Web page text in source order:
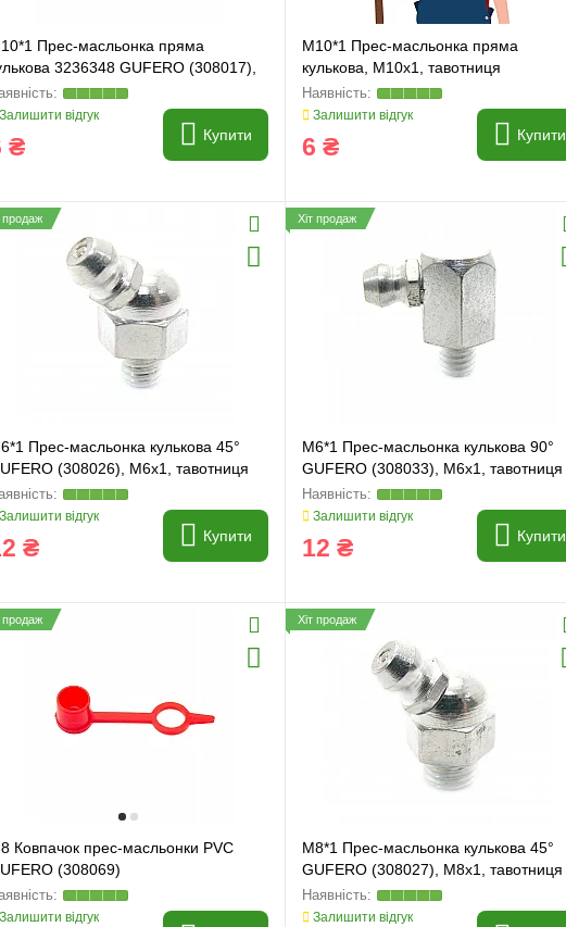
Прес-масльонка пряма
3236348 GUFERO (308017),
тавотниця
Залишити відгук
₴ Купити
M10*1 Прес-масльонка пряма
кулькова, M10x1, тавотниця
Залишити відгук
6 ₴ Купити
продаж
Прес-масльонка кулькова 45°
(308026), M6x1, тавотниця
Залишити відгук
₴ Купити
Хіт продаж
M6*1 Прес-масльонка кулькова 90°
GUFERO (308033), M6x1, тавотниця
Залишити відгук
12 ₴ Купити
продаж
Ковпачок прес-масльонки PVC
(308069)
Залишити відгук
Хіт продаж
M8*1 Прес-масльонка кулькова 45°
GUFERO (308027), M8x1, тавотниця
Залишити відгук